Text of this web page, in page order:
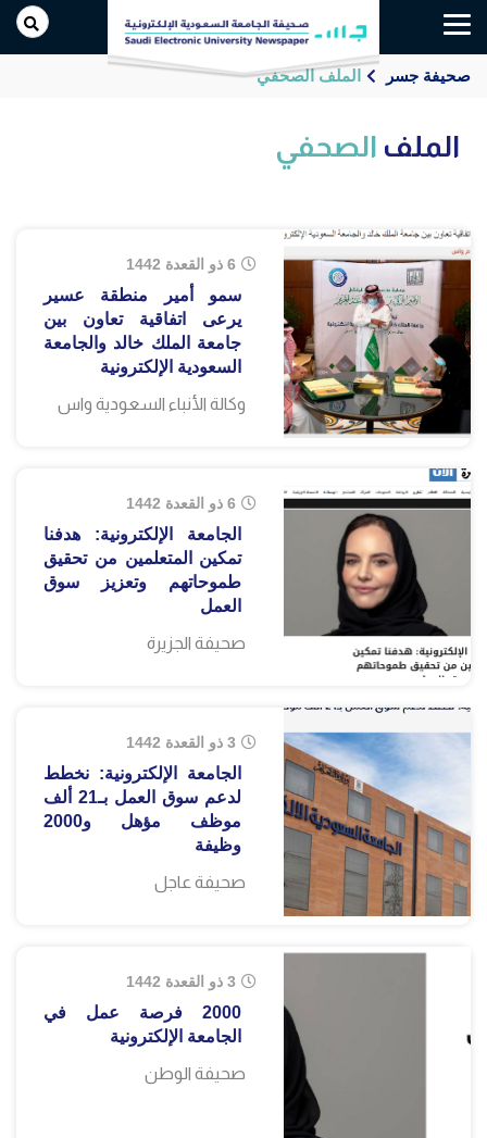
Toggle
navigation
صحيفة جسر الملف الصحفي
الملف الصحفي
6 ذو القعدة 1442
سمو أمير منطقة عسير
يرعى اتفاقية تعاون بين
جامعة الملك خالد والجامعة
السعودية الإلكترونية
وكالة الأنباء السعودية واس
6 ذو القعدة 1442
الجامعة الإلكترونية: هدفنا
تمكين المتعلمين من تحقيق
طموحاتهم وتعزيز سوق
العمل
صحيفة الجزيرة
3 ذو القعدة 1442
الجامعة الإلكترونية: نخطط
لدعم سوق العمل بـ21 ألف
موظف مؤهل و2000
وظيفة
صحيفة عاجل
3 ذو القعدة 1442
2000 فرصة عمل في
الجامعة الإلكترونية
صحيفة الوطن